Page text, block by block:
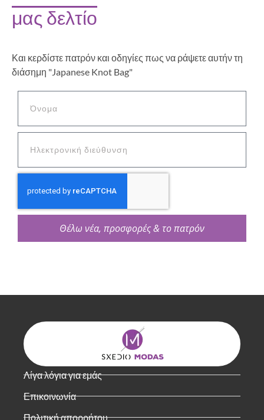
μας δελτίο
Και κερδίστε πατρόν και οδηγίες πως να ράψετε αυτήν τη
διάσημη "Japanese Knot Bag"
Θέλω νέα, προσφορές & το πατρόν
Λίγα λόγια για εμάς
Επικοινωνία
Πολιτική απορρήτου